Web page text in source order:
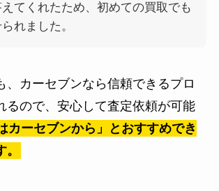
てくれたため、初めての買取でも
れました。
、カーセブンなら信頼できるプロ
るので、安心して査定依頼が可能
カーセブンから」とおすすめでき